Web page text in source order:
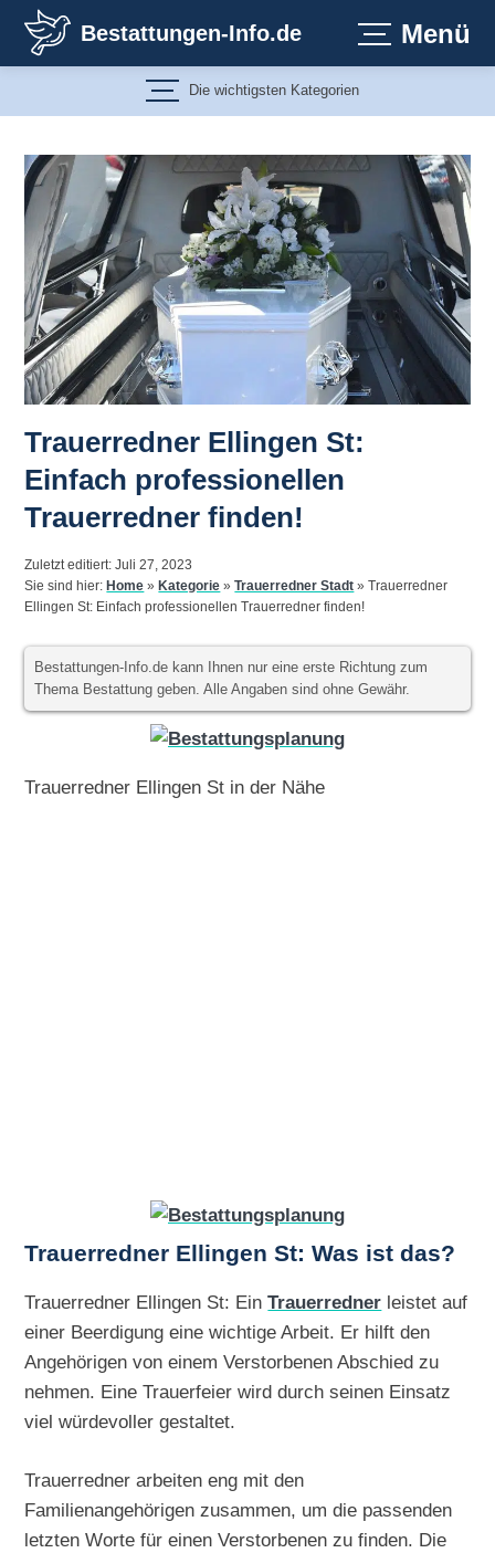
Inhalt
springen
Bestattungen-Info.de Menü
Die wichtigsten Kategorien
Trauerredner Ellingen St:
Einfach professionellen
Trauerredner finden!
Zuletzt editiert: Juli 27, 2023
Sie sind hier: Home » Kategorie »Trauerredner Stadt »Trauerredner
Ellingen St: Einfach professionellen Trauerredner finden!
Bestattungen-Info.de kann Ihnen nur eine erste Richtung zum
Thema Bestattung geben. Alle Angaben sind ohne Gewähr.
Trauerredner Ellingen St in der Nähe
Trauerredner Ellingen St: Was ist das?
Trauerredner Ellingen St: EinTrauerredner leistet auf
einer Beerdigung eine wichtige Arbeit. Er hilft den
Angehörigen von einem Verstorbenen Abschied zu
nehmen. Eine Trauerfeier wird durch seinen Einsatz
viel würdevoller gestaltet.
Trauerredner arbeiten eng mit den
Familienangehörigen zusammen, um die passenden
letzten Worte für einen Verstorbenen zu finden. Die